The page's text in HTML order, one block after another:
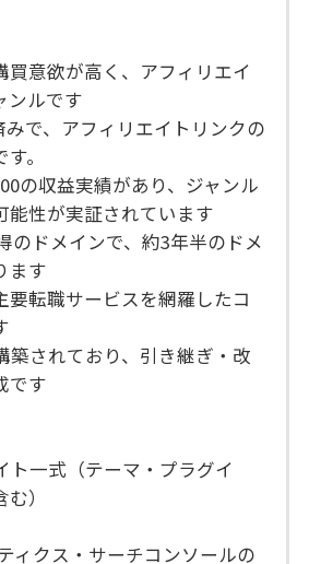
買意欲が高く、アフィリエイ
ンルです
みで、アフィリエイトリンクの
。
の収益実績があり、ジャンル
能性が実証されています
のドメインで、約3年半のドメ
ます
要転職サービスを網羅したコ
築されており、引き継ぎ・改
です
ト一式（テーマ・プラグイ
）
ィクス・サーチコンソールの